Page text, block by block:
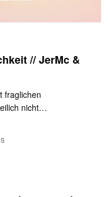
// JerMc &
fraglichen
nicht…